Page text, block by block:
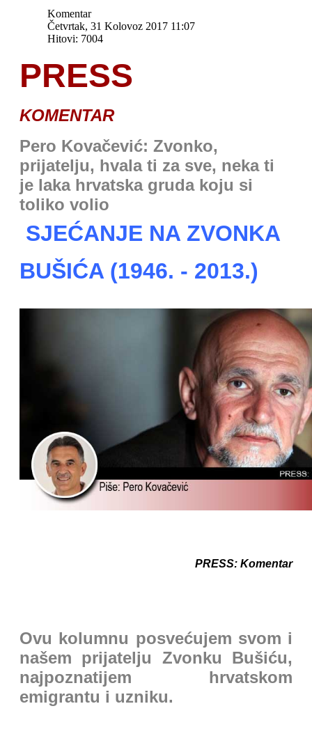
Komentar
Četvrtak, 31 Kolovoz 2017 11:07
Hitovi: 7004
PRESS
KOMENTAR
Pero Kovačević: Zvonko,
prijatelju, hvala ti za sve, neka ti
je laka hrvatska gruda koju si
toliko volio
SJEĆANJE NA ZVONKA
BUŠIĆA (1946. - 2013.)
PRESS: Komentar
Ovu kolumnu posvećujem svom i
našem prijatelju Zvonku Bušiću,
najpoznatijem hrvatskom
emigrantu i uzniku.